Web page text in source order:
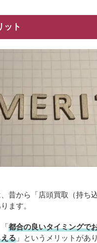
ット
昔から「店頭買取（持ち
ます。
都合の良いタイミングで
る 」というメリットがあ